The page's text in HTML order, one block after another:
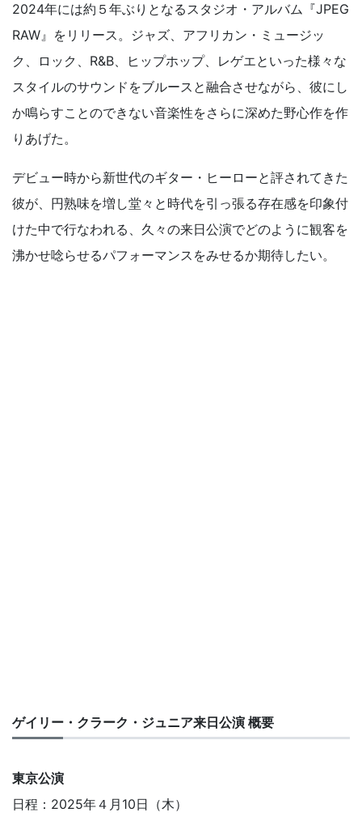
2024年には約５年ぶりとなるスタジオ・アルバム『JPEG
RAW』をリリース。ジャズ、アフリカン・ミュージッ
ク、ロック、R&B、ヒップホップ、レゲエといった様々な
スタイルのサウンドをブルースと融合させながら、彼にし
か鳴らすことのできない音楽性をさらに深めた野心作を作
りあげた。
デビュー時から新世代のギター・ヒーローと評されてきた
彼が、円熟味を増し堂々と時代を引っ張る存在感を印象付
けた中で行なわれる、久々の来日公演でどのように観客を
沸かせ唸らせるパフォーマンスをみせるか期待したい。
ゲイリー・クラーク・ジュニア来日公演 概要
東京公演
日程：2025年４月10日（木）